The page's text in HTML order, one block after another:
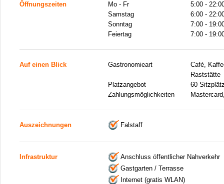
Öffnungszeiten Mo - Fr
5:00 -
Samstag
6:00 -
Sonntag
7:00 -
Feiertag
7:00 -
Auf einen Blick Gastronomieart
Café,
Raststätte
Platzangebot
60
Zahlungsmöglichkeiten
Auszeichnungen Falstaff
Infrastruktur
Anschluss öffentlicher Nahverkehr
Gastgarten / Terrasse
Internet (gratis WLAN)